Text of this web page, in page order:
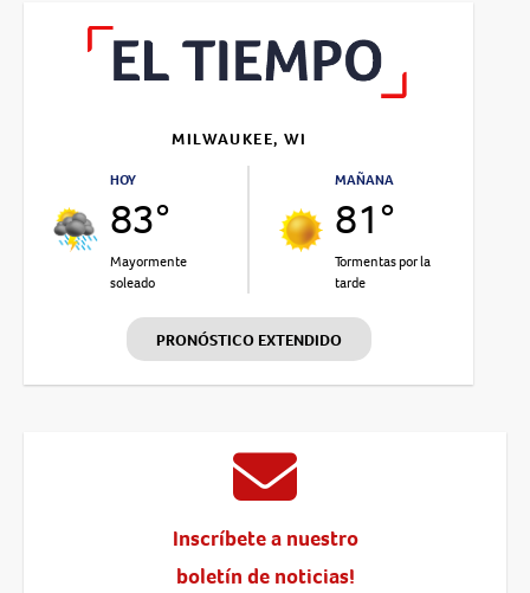
MILWAUKEE, WI
HOY
83°
Mayormente
soleado
MAÑANA
81°
Tormentas por la
tarde
PRONÓSTICO EXTENDIDO
Inscríbete a nuestro
boletín de noticias!